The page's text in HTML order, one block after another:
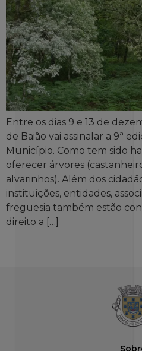
Entre os dias 9 e 13 de
de Baião vai assinalar a 9ª
Município. Como tem sido
oferecer árvores
alvarinhos). Além dos
instituições, entidades,
freguesia também estão
direito a […]